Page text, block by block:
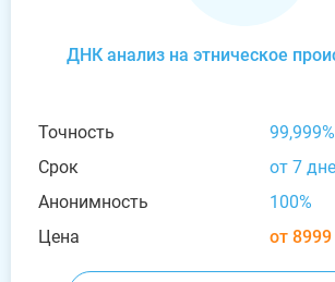
ДНК анализ на этническое
Точность
99,999%
Срок
от 7
Анонимность
100%
Цена
от 8999